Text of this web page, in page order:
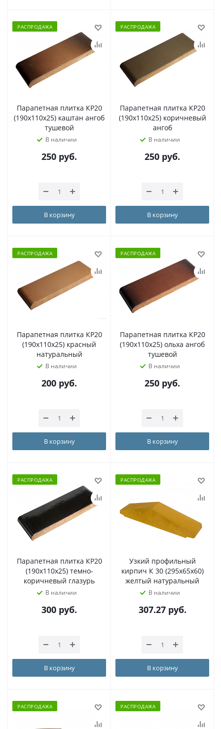
РАСПРОДАЖА
Парапетная плитка КР20
(190х110х25) каштан ангоб
тушевой
В наличии
250 руб.
В корзину
РАСПРОДАЖА
Парапетная плитка КР20
(190х110х25) коричневый
ангоб
В наличии
250 руб.
В корзину
РАСПРОДАЖА
Парапетная плитка КР20
(190х110х25) красный
натуральный
В наличии
200 руб.
В корзину
РАСПРОДАЖА
Парапетная плитка КР20
(190х110х25) ольха ангоб
тушевой
В наличии
250 руб.
В корзину
РАСПРОДАЖА
Парапетная плитка КР20
(190х110х25) темно-
коричневый глазурь
В наличии
300 руб.
В корзину
РАСПРОДАЖА
Узкий профильный
кирпич К 30 (295х65х60)
желтый натуральный
В наличии
307.27руб.
В корзину
РАСПРОДАЖА РАСПРОДАЖА